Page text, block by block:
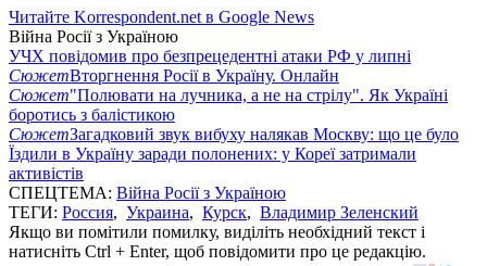
Читайте Korrespondent.net в Google News
Війна Росії з Україною
УЧХ повідомив про безпрецедентні атаки РФ у липні
СюжетВторгнення Росії в Україну. Онлайн
Сюжет"Полювати на лучника, а не на стрілу". Як Україні
боротись з балістикою
СюжетЗагадковий звук вибуху налякав Москву: що це було
Їздили в Україну заради полонених: у Кореї затримали
активістів
СПЕЦТЕМА: Війна Росії з Україною
ТЕГИ: Россия, Украина, Курск, Владимир Зеленский
Якщо ви помітили помилку, виділіть необхідний текст і
натисніть Ctrl + Enter, щоб повідомити про це редакцію.